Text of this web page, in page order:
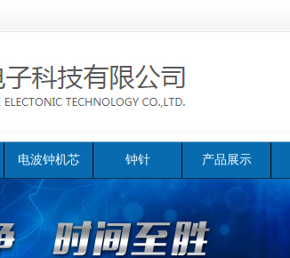
电波钟机芯 钟针 产品展示